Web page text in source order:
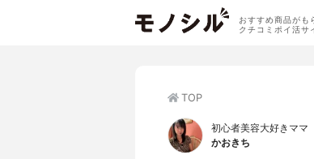
おすすめ商品がも
クチコミポイ活サ
TOP
初心者美容大好きママ
かおきち